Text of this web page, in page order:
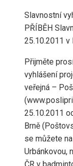
Slavnostní
PŘÍBĚH
25.10.2011 v
Přijměte
vyhlášení
veřejná –
25.10.2011
Brně
se můžete
Urbánkovou,